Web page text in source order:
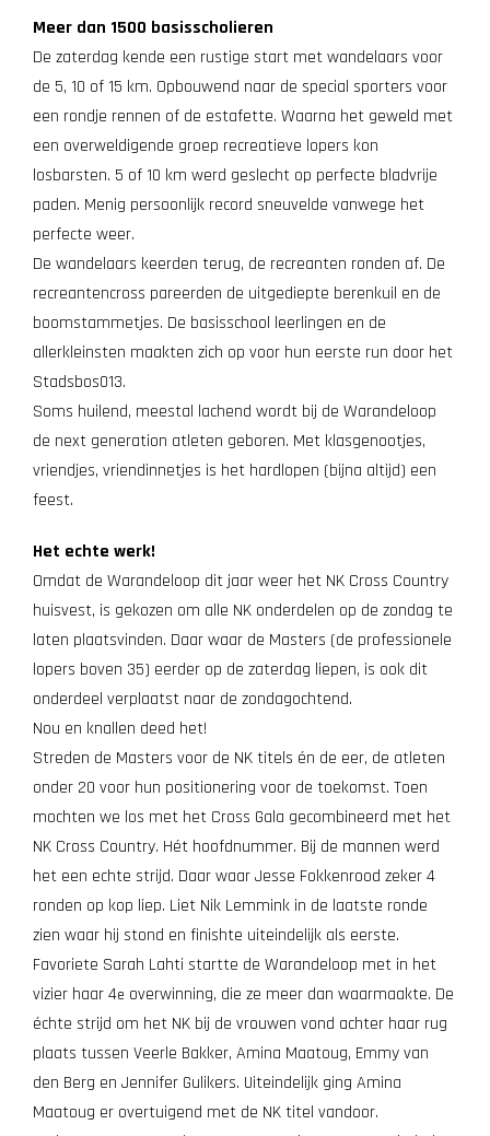
Meer dan 1500 basisscholieren
De zaterdag kende een rustige start met wandelaars voor
de 5, 10 of 15 km. Opbouwend naar de special sporters voor
een rondje rennen of de estafette. Waarna het geweld met
een overweldigende groep recreatieve lopers kon
losbarsten. 5 of 10 km werd geslecht op perfecte bladvrije
paden. Menig persoonlijk record sneuvelde vanwege het
perfecte weer.
De wandelaars keerden terug, de recreanten ronden af. De
recreantencross pareerden de uitgediepte berenkuil en de
boomstammetjes. De basisschool leerlingen en de
allerkleinsten maakten zich op voor hun eerste run door het
Stadsbos013.
Soms huilend, meestal lachend wordt bij de Warandeloop
de next generation atleten geboren. Met klasgenootjes,
vriendjes, vriendinnetjes is het hardlopen (bijna altijd) een
feest.
Het echte werk!
Omdat de Warandeloop dit jaar weer het NK Cross Country
huisvest, is gekozen om alle NK onderdelen op de zondag te
laten plaatsvinden. Daar waar de Masters (de professionele
lopers boven 35) eerder op de zaterdag liepen, is ook dit
onderdeel verplaatst naar de zondagochtend.
Nou en knallen deed het!
Streden de Masters voor de NK titels én de eer, de atleten
onder 20 voor hun positionering voor de toekomst. Toen
mochten we los met het Cross Gala gecombineerd met het
NK Cross Country. Hét hoofdnummer. Bij de mannen werd
het een echte strijd. Daar waar Jesse Fokkenrood zeker 4
ronden op kop liep. Liet Nik Lemmink in de laatste ronde
zien waar hij stond en finishte uiteindelijk als eerste.
Favoriete Sarah Lahti startte de Warandeloop met in het
vizier haar 4e overwinning, die ze meer dan waarmaakte. De
échte strijd om het NK bij de vrouwen vond achter haar rug
plaats tussen Veerle Bakker, Amina Maatoug, Emmy van
den Berg en Jennifer Gulikers. Uiteindelijk ging Amina
Maatoug er overtuigend met de NK titel vandoor.